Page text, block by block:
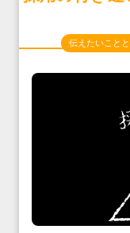
伝えたいこと